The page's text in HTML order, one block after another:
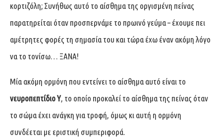
κορτιζόλη; Συνήθως αυτό το αίσθημα της οργισμένη πείνας
παρατηρείται όταν προσπερνάμε το πρωινό γεύμα – έχουμε πει
αμέτρητες φορές τη σημασία του και τώρα έχω έναν ακόμη λόγο
να το τονίσω… ΞΑΝΑ!
Μία ακόμη ορμόνη που εντείνει το αίσθημα αυτό είναι το
νευροπεπτίδιο Υ, το οποίο προκαλεί το αίσθημα της πείνας όταν
το σώμα έχει ανάγκη για τροφή, όμως κι αυτή η ορμόνη
συνδέεται με εριστική συμπεριφορά.